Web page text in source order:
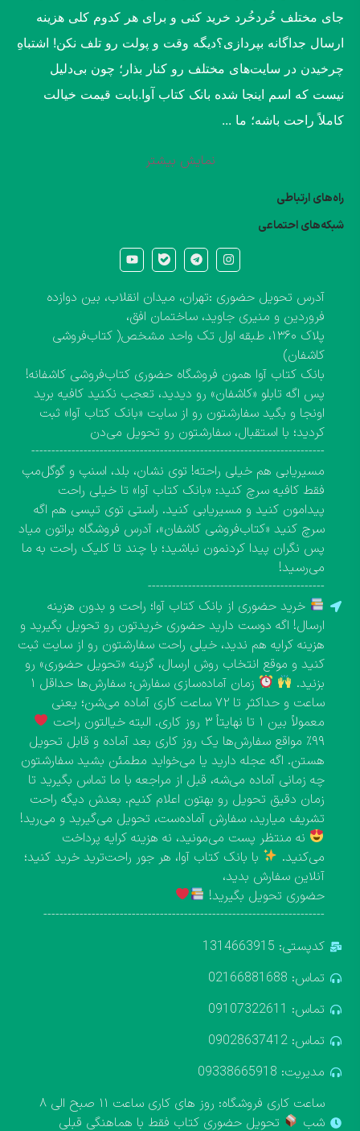
جای مختلف خُردخُرد خرید کنی و برای هر کدوم کلی هزینه
ارسال جداگانه بپردازی؟​دیگه وقت و پولت رو تلف نکن! اشتباهِ
چرخیدن در سایت‌های مختلف رو کنار بذار؛ چون بی‌دلیل
نیست که اسم اینجا شده بانک کتاب آوا.​بابت قیمت خیالت
کاملاً راحت باشه؛ ما ...
نمایش بیشتر
راه‌های ارتباطی
شبکه‌های احتماعی
آدرس تحویل حضوری :تهران، میدان انقلاب، بین دوازده
فروردین و منیری جاوید، ساختمان افق،
پلاک ۱۳۶۰، طبقه اول تک واحد مشخص( کتاب‌فروشی
کاشفان)
بانک کتاب آوا همون فروشگاه حضوری کتاب‌فروشی کاشفانه!
پس اگه تابلو «کاشفان» رو دیدید، تعجب نکنید کافیه برید
اونجا و بگید سفارشتون رو از سایت «بانک کتاب آوا» ثبت
کردید؛ با استقبال، سفارشتون رو تحویل می‌دن
-------------------------------------------------------------------------
مسیریابی هم خیلی راحته! توی نشان، بلد، اسنپ و گوگل‌مپ
فقط کافیه سرچ کنید: «بانک کتاب آوا» تا خیلی راحت
پیدامون کنید و مسیریابی کنید. راستی توی تپسی هم اگه
سرچ کنید «کتاب‌فروشی کاشفان»، آدرس فروشگاه براتون میاد
پس نگران پیدا کردنمون نباشید؛ با چند تا کلیک راحت به ما
می‌رسید!
--------------------------------------------
خرید حضوری از بانک کتاب آوا؛ راحت و بدون هزینه
ارسال! اگه دوست دارید حضوری خریدتون رو تحویل بگیرید و
هزینه کرایه هم ندید، خیلی راحت سفارشتون رو از سایت ثبت
کنید و موقع انتخاب روش ارسال، گزینه «تحویل حضوری» رو
بزنید.
زمان آماده‌سازی سفارش: سفارش‌ها حداقل ۱
ساعت و حداکثر تا ۷۲ ساعت کاری آماده می‌شن؛ یعنی
معمولاً بین ۱ تا نهایتاً ۳ روز کاری. البته خیالتون راحت
۹۹٪ مواقع سفارش‌ها یک روز کاری بعد آماده و قابل تحویل
هستن. اگه عجله دارید یا می‌خواید مطمئن بشید سفارشتون
چه زمانی آماده می‌شه، قبل از مراجعه با ما تماس بگیرید تا
زمان دقیق تحویل رو بهتون اعلام کنیم. بعدش دیگه راحت
تشریف میارید، سفارش آماده‌ست، تحویل می‌گیرید و می‌رید!
نه منتظر پست می‌مونید، نه هزینه کرایه پرداخت
می‌کنید.
با بانک کتاب آوا، هر جور راحت‌ترید خرید کنید؛
آنلاین سفارش بدید،
حضوری تحویل بگیرید!
----------------------------------------------------------------------
کدپستی: 1314663915
تماس: 02166881688
تماس: 09107322611
تماس: 09028637412
مدیریت: 09338665918
ساعت کاری فروشگاه: روز های کاری ساعت ۱۱ صبح الی ۸
شب
تحویل حضوری کتاب فقط با هماهنگی قبلی